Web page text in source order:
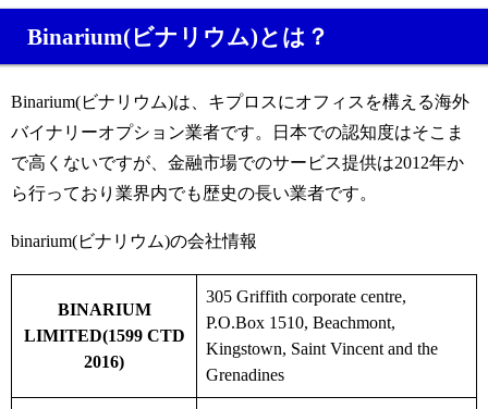
Binarium(ビナリウム)とは？
Binarium(ビナリウム)は、キプロスにオフィスを構える海外
バイナリーオプション業者です。日本での認知度はそこま
で高くないですが、金融市場でのサービス提供は2012年か
ら行っており業界内でも歴史の長い業者です。
binarium(ビナリウム)の会社情報
BINARIUM
LIMITED(1599 CTD
2016)
305 Griffith corporate centre,
P.O.Box 1510, Beachmont,
Kingstown, Saint Vincent and the
Grenadines